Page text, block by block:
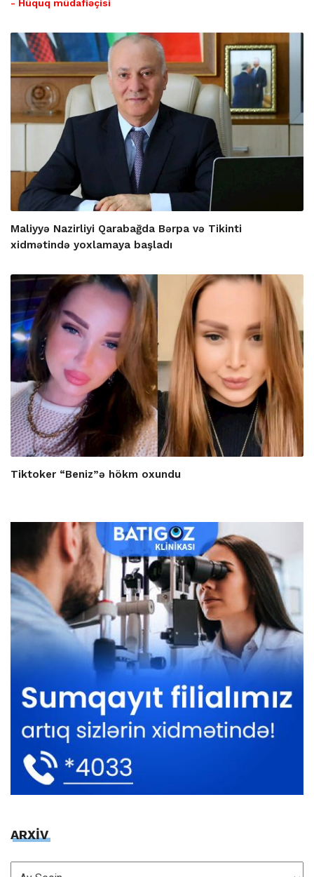
- Hüquq müdafiəçisi
Maliyyə Nazirliyi Qarabağda Bərpa və Tikinti
xidmətində yoxlamaya başladı
Tiktoker “Beniz”ə hökm oxundu
ARXİV
ARXİV